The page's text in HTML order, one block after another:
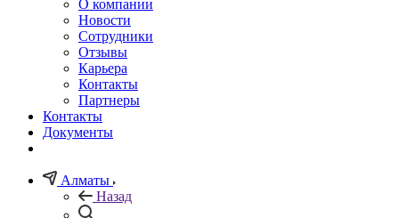
О компании
Новости
Сотрудники
Отзывы
Карьера
Контакты
Партнеры
Контакты
Документы
Алматы
Назад